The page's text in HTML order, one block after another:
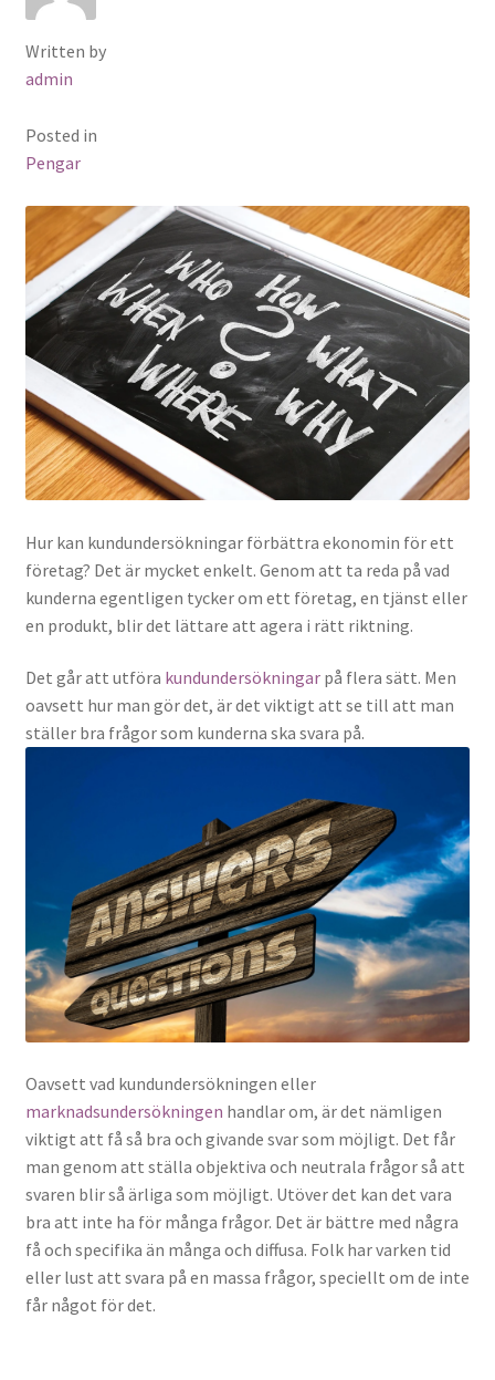
Written by
admin
Posted in
Pengar
Hur kan kundundersökningar förbättra ekonomin för ett
företag? Det är mycket enkelt. Genom att ta reda på vad
kunderna egentligen tycker om ett företag, en tjänst eller
en produkt, blir det lättare att agera i rätt riktning.
Det går att utföra kundundersökningarpå flera sätt. Men
oavsett hur man gör det, är det viktigt att se till att man
ställer bra frågor som kunderna ska svara på.
Oavsett vad kundundersökningen eller
marknadsundersökningen handlar om, är det nämligen
viktigt att få så bra och givande svar som möjligt. Det får
man genom att ställa objektiva och neutrala frågor så att
svaren blir så ärliga som möjligt. Utöver det kan det vara
bra att inte ha för många frågor. Det är bättre med några
få och specifika än många och diffusa. Folk har varken tid
eller lust att svara på en massa frågor, speciellt om de inte
får något för det.